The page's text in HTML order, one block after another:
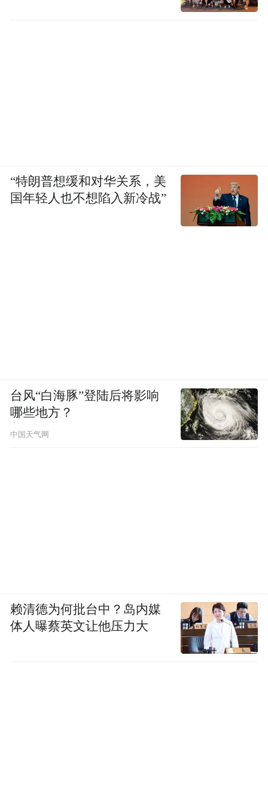
“特朗普想缓和对华关系，美
国年轻人也不想陷入新冷战”
台风“白海豚”登陆后将影响
哪些地方？
中国天气网
赖清德为何批台中？岛内媒
体人曝蔡英文让他压力大